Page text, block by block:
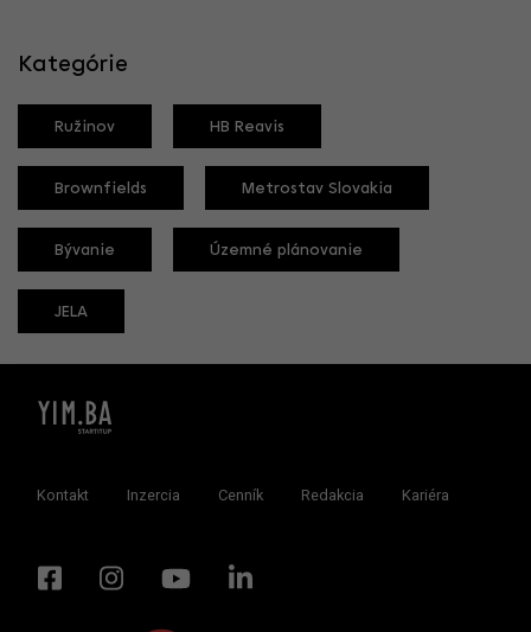
Kategórie
Ružinov HB Reavis
Brownfields Metrostav Slovakia
Bývanie Územné plánovanie
JELA
Kontakt Inzercia Cenník Redakcia Kariéra